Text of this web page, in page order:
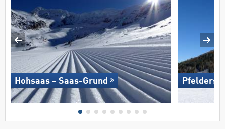
Hohsaas – Saas-Grund Pfelders